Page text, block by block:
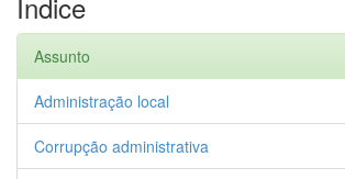
Assunto
Administração local
Corrupção administrativa